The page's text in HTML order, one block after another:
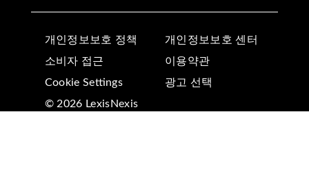
개인정보보호 정책
개인정보보호 센터
소비자 접근
이용약관
Cookie Settings
광고 선택
© 2026 LexisNexis